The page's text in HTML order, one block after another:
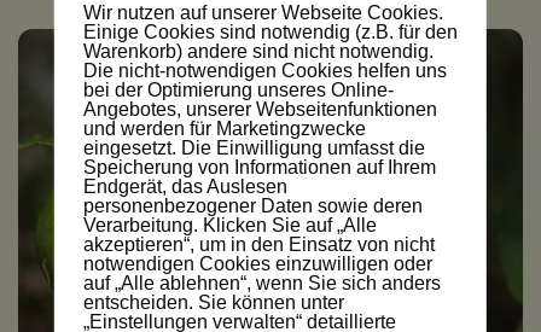
Wir nutzen auf unserer Webseite Cookies.
Einige Cookies sind notwendig (z.B. für den
Warenkorb) andere sind nicht notwendig.
Die nicht-notwendigen Cookies helfen uns
bei der Optimierung unseres Online-
Angebotes, unserer Webseitenfunktionen
und werden für Marketingzwecke
eingesetzt. Die Einwilligung umfasst die
Speicherung von Informationen auf Ihrem
Endgerät, das Auslesen
personenbezogener Daten sowie deren
Verarbeitung. Klicken Sie auf „Alle
akzeptieren“, um in den Einsatz von nicht
notwendigen Cookies einzuwilligen oder
auf „Alle ablehnen“, wenn Sie sich anders
entscheiden. Sie können unter
„Einstellungen verwalten“ detaillierte